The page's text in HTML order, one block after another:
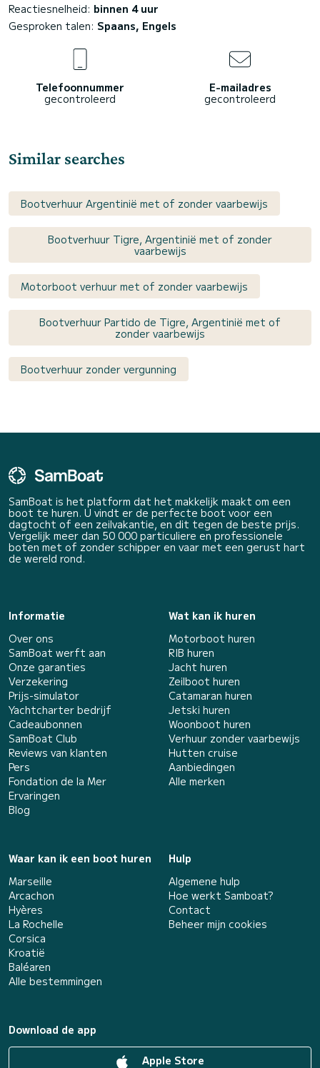
Reactiesnelheid: binnen 4 uur
Gesproken talen: Spaans, Engels
Telefoonnummer
gecontroleerd
E-mailadres
gecontroleerd
Similar searches
Bootverhuur Argentinië met of zonder vaarbewijs
Bootverhuur Tigre, Argentinië met of zonder
vaarbewijs
Motorboot verhuur met of zonder vaarbewijs
Bootverhuur Partido de Tigre, Argentinië met of
zonder vaarbewijs
Bootverhuur zonder vergunning
SamBoat is het platform dat het makkelijk maakt om een
boot te huren. U vindt er de perfecte boot voor een
dagtocht of een zeilvakantie, en dit tegen de beste prijs.
Vergelijk meer dan 50 000 particuliere en professionele
boten met of zonder schipper en vaar met een gerust hart
de wereld rond.
Informatie
Over ons
SamBoat werft aan
Onze garanties
Verzekering
Prijs-simulator
Yachtcharter bedrijf
Cadeaubonnen
SamBoat Club
Reviews van klanten
Pers
Fondation de la Mer
Ervaringen
Blog
Wat kan ik huren
Motorboot huren
RIB huren
Jacht huren
Zeilboot huren
Catamaran huren
Jetski huren
Woonboot huren
Verhuur zonder vaarbewijs
Hutten cruise
Aanbiedingen
Alle merken
Waar kan ik een boot huren
Marseille
Arcachon
Hyères
La Rochelle
Corsica
Kroatië
Baléaren
Alle bestemmingen
Hulp
Algemene hulp
Hoe werkt Samboat?
Contact
Beheer mijn cookies
Download de app
Apple Store